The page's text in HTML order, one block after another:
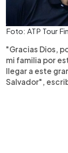
Foto: ATP Tour
"Gracias Dios,
mi familia por
llegar a este
Salvador",